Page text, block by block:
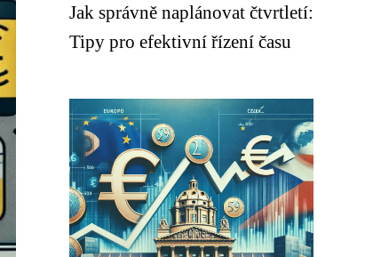
Jak správně naplánovat čtvrtletí:
Tipy pro efektivní řízení času